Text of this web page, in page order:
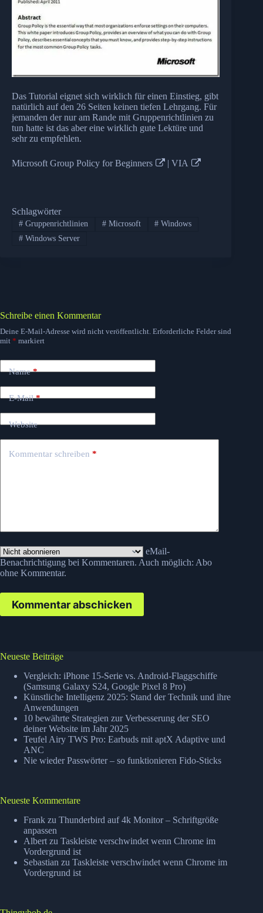
Das Tutorial eignet sich wirklich für einen Einstieg, gibt
natürlich auf den 26 Seiten keinen tiefen Lehrgang. Für
jemanden der nur am Rande mit Gruppenrichtlinien zu
tun hatte ist das aber eine wirklich gute Lektüre und
sehr zu empfehlen.
Microsoft Group Policy for Beginners | VIA
Schlagwörter
#Gruppenrichtlinien #Microsoft # Windows
#Windows Server
Schreibe einen Kommentar
Deine E-Mail-Adresse wird nicht veröffentlicht. Erforderliche Felder sind
mit * markiert
Name*
E-Mail*
Website
Kommentar schreiben *
eMail-
Benachrichtigung bei Kommentaren. Auch möglich: Abo
ohne Kommentar.
Kommentar abschicken
Neueste Beiträge
Vergleich: iPhone 15-Serie vs. Android-Flaggschiffe
(Samsung Galaxy S24, Google Pixel 8 Pro)
Künstliche Intelligenz 2025: Stand der Technik und ihre
Anwendungen
10 bewährte Strategien zur Verbesserung der SEO
deiner Website im Jahr 2025
Teufel Airy TWS Pro: Earbuds mit aptX Adaptive und
ANC
Nie wieder Passwörter – so funktionieren Fido-Sticks
Neueste Kommentare
Frank zu Thunderbird auf 4k Monitor – Schriftgröße
anpassen
Albert zu Taskleiste verschwindet wenn Chrome im
Vordergrund ist
Sebastian zu Taskleiste verschwindet wenn Chrome im
Vordergrund ist